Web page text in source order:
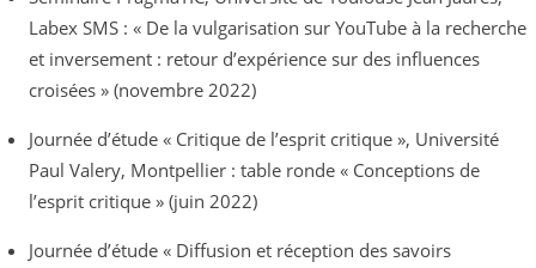
Labex SMS : « De la vulgarisation sur YouTube à la recherche
et inversement : retour d’expérience sur des influences
croisées » (novembre 2022)
Journée d’étude « Critique de l’esprit critique », Université
Paul Valery, Montpellier : table ronde « Conceptions de
l’esprit critique » (juin 2022)
Journée d’étude « Diffusion et réception des savoirs